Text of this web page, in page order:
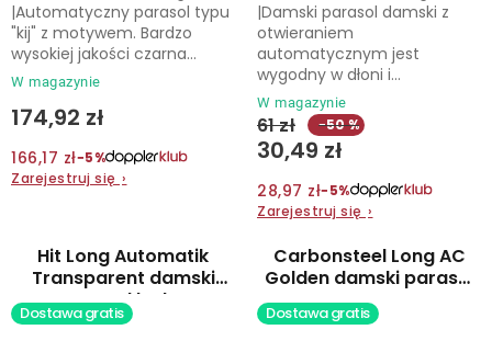
W magazynie
174,92 zł
166,17 zł−5%
Zarejestruj się ›
|Automatyczny parasol typu
"kij" z motywem. Bardzo
wysokiej jakości czarna...
W magazynie
30,49 zł
61 zł −50 %
28,97 zł−5%
Zarejestruj się ›
|Damski parasol damski z
otwieraniem
automatycznym jest
wygodny w dłoni i...
Hit Long Automatik
Transparent damski
parasol laska
automatyczny
Dostawa gratis
Carbonsteel Long AC
Golden damski parasol
automatyczny
Dostawa gratis